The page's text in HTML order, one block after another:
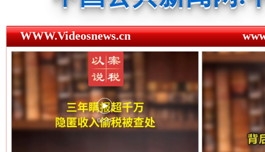
中国法制新闻网.
中国法治新闻网.
中国法院新闻网.
WWW.Videosnews.cn
三年瞒报超千万 隐匿收入偷税被查处..